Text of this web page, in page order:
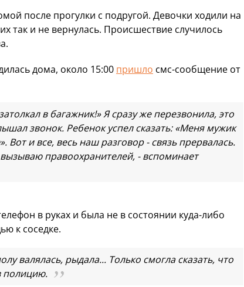
после прогулки с подругой. Девочки ходили на
так и не вернулась. Происшествие случилось
дома, около 15:00 пришло смс-сообщение от
в багажник!» Я сразу же перезвонила, это
звонок. Ребенок успел сказать: «Меня мужик
и все, весь наш разговор - связь прервалась.
правоохранителей, - вспоминает
в руках и была не в состоянии куда-либо
к соседке.
валялась, рыдала... Только смогла сказать, что
полицию.